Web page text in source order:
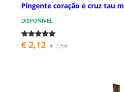
Pingente coração e cruz tau
DISPONÍVEL
€ 2,12 € 2,59